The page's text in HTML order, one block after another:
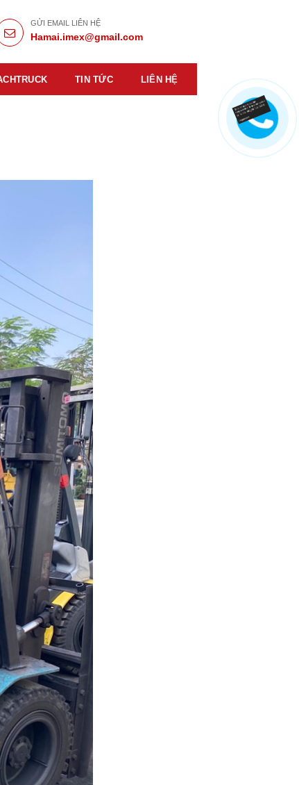
GỬI EMAIL LIÊN HỆ
Hamai.imex@gmail.com
TIN TỨC LIÊN HỆ